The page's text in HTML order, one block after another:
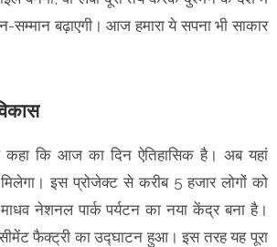
सम्मान बढ़ाएगी। आज हमारा ये सपना भी साकार
कहा कि आज का दिन ऐतिहासिक है। अब यहां
मिलेगा। इस प्रोजेक्ट से करीब 5 हजार लोगों को
नेशनल पार्क पर्यटन का नया केंद्र बना है।
फैक्ट्री का उद्घाटन हुआ। इस तरह यह पूरा